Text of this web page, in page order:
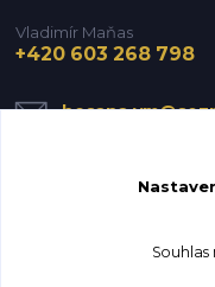
Vladimír Maňas
+420 603 268 798